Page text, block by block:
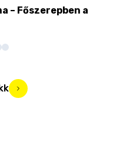
– Főszerepben a